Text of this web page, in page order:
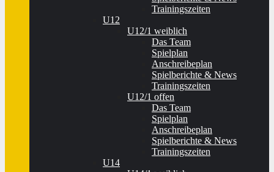
Trainingszeiten
U12
U12/1 weiblich
Das Team
Spielplan
Anschreibeplan
Spielberichte & News
Trainingszeiten
U12/1 offen
Das Team
Spielplan
Anschreibeplan
Spielberichte & News
Trainingszeiten
U14